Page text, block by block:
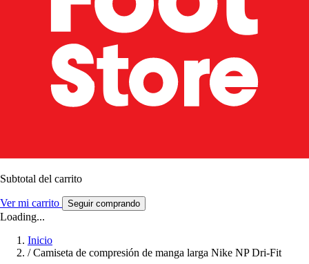
Subtotal del carrito
Ver mi carrito Seguir comprando
Loading...
Inicio
/ Camiseta de compresión de manga larga Nike NP Dri-Fit